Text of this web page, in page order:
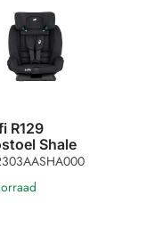
R129
Shale